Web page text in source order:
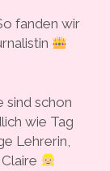
fanden wir
sind schon
wie Tag
Lehrerin,